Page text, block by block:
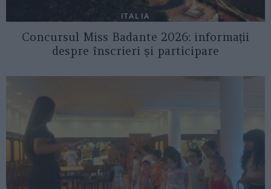
ITALIA
Concursul Miss Badante 2026: informații
despre înscrieri și participare